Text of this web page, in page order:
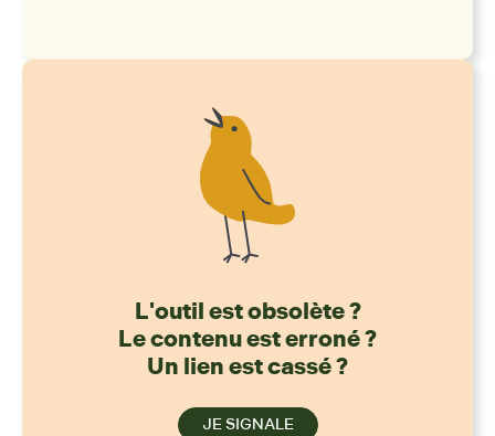
L'outil est obsolète ?
Le contenu est erroné ?
Un lien est cassé ?
JE SIGNALE